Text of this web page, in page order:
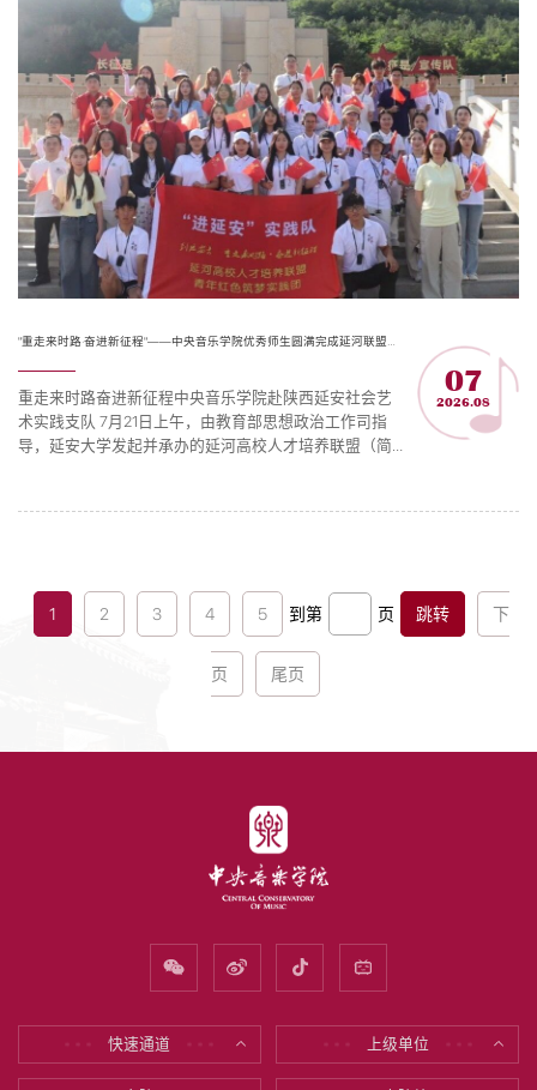
音乐巨匠创...
重走来时路奋进新征程中央音乐学院赴陕西延安社会艺
术实践支队 7⽉21⽇上午，由教育部思想政治工作司指
导，延安⼤学发起并承办的延河⾼校⼈才培养联盟（简
上，教育部思想政治⼯作司副司⻓丁红星为延河联盟高
实践队授旗...
07
2026.08
1 2 3 4 5 到第 页 跳转 下
页 尾页
快速通道 上级单位